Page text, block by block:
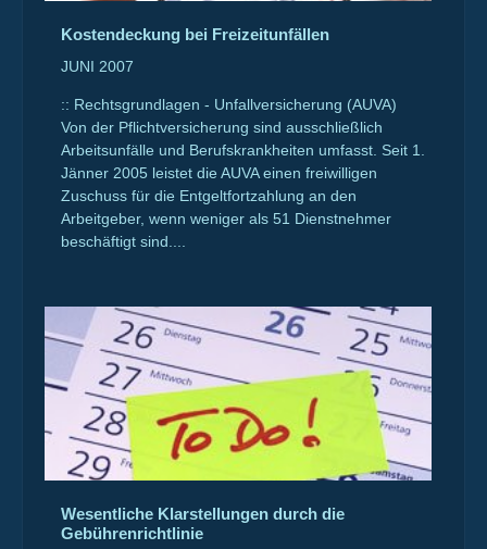
Kostendeckung bei Freizeitunfällen
JUNI 2007
:: Rechtsgrundlagen - Unfallversicherung (AUVA)
Von der Pflichtversicherung sind ausschließlich
Arbeitsunfälle und Berufskrankheiten umfasst. Seit 1.
Jänner 2005 leistet die AUVA einen freiwilligen
Zuschuss für die Entgeltfortzahlung an den
Arbeitgeber, wenn weniger als 51 Dienstnehmer
beschäftigt sind....
Wesentliche Klarstellungen durch die
Gebührenrichtlinie